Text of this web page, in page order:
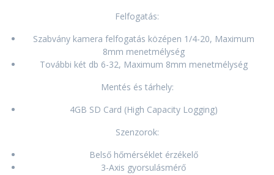
Felfogatás:
Szabvány kamera felfogatás középen 1/4-20, Maximum
8mm menetmélység
További két db 6-32, Maximum 8mm menetmélység
Mentés és tárhely:
4GB SD Card (High Capacity Logging)
Szenzorok:
Belső hőmérséklet érzékelő
3-Axis gyorsulásmérő